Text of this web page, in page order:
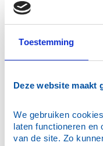
Toestemming
Deze website maakt
We gebruiken
laten functioneren en
van de site. Zo
Benefietconcert 23
IHE Students join
RC Wassenaar 75 jaar
Winterwijnactie
Ryla november 2025
Kerstpakketten in